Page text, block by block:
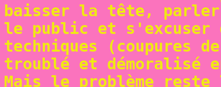
baisser la tête, parler
le public et s'excuser
techniques (coupures
troublé et démoralisé
Mais le problème reste